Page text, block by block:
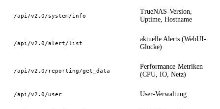
/api/v2.0/system/info
TrueNAS-Version,
Uptime, Hostname
/api/v2.0/alert/list
aktuelle Alerts (WebUI-
Glocke)
/api/v2.0/reporting/get_data
Performance-Metriken
(CPU, IO, Netz)
/api/v2.0/user User-Verwaltung